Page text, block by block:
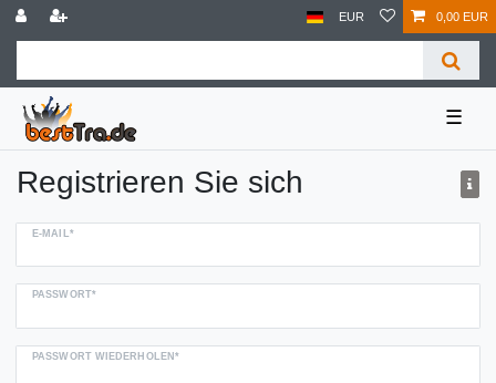
EUR 0,00 EUR
☰
Registrieren Sie sich
E-MAIL*
PASSWORT*
PASSWORT WIEDERHOLEN*